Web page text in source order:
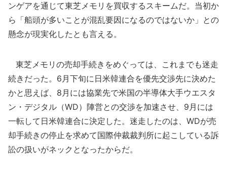
ンゲアを通じて東芝メモリを買収するスキームだ。当初か
ら「船頭が多いことが混乱要因になるのではないか」との
懸念が現実化したとも言える。
東芝メモリの売却手続きをめぐっては、これまでも迷走
続きだった。6月下旬に日米韓連合を優先交渉先に決めた
かと思えば、8月には協業先で米国の半導体大手ウエスタ
ン・デジタル（WD）陣営との交渉を加速させ、9月には
一転して日米韓連合に決定した。迷走したのは、WDが売
却手続きの停止を求めて国際仲裁裁判所に起こしている訴
訟の扱いがネックとなったからだ。